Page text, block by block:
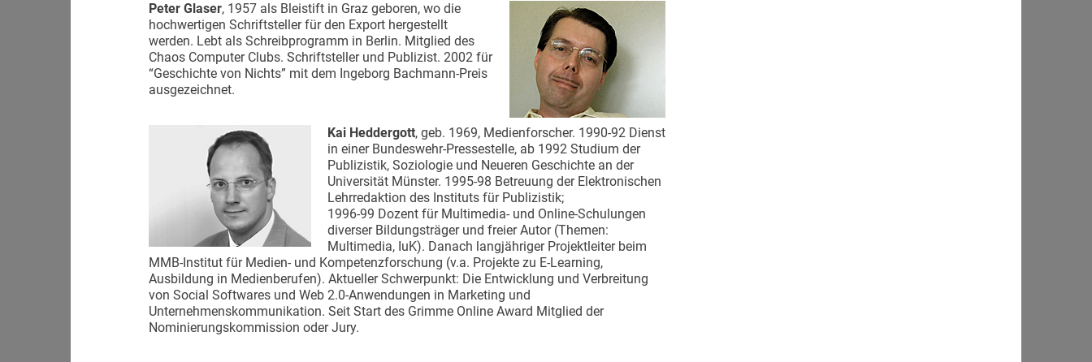
Peter Glaser, 1957 als Bleistift in Graz geboren, wo die
hochwertigen Schriftsteller für den Export hergestellt
werden. Lebt als Schreibprogramm in Berlin. Mitglied des
Chaos Computer Clubs. Schriftsteller und Publizist. 2002 für
“Geschichte von Nichts” mit dem Ingeborg Bachmann-Preis
ausgezeichnet.
Kai Heddergott, geb. 1969, Medienforscher. 1990-92 Dienst
in einer Bundeswehr-Pressestelle, ab 1992 Studium der
Publizistik, Soziologie und Neueren Geschichte an der
Universität Münster. 1995-98 Betreuung der Elektronischen
Lehrredaktion des Instituts für Publizistik;
1996-99 Dozent für Multimedia- und Online-Schulungen
diverser Bildungsträger und freier Autor (Themen:
Multimedia, IuK). Danach langjähriger Projektleiter beim
MMB-Institut für Medien- und Kompetenzforschung (v.a. Projekte zu E-Learning,
Ausbildung in Medienberufen). Aktueller Schwerpunkt: Die Entwicklung und Verbreitung
von Social Softwares und Web 2.0-Anwendungen in Marketing und
Unternehmenskommunikation. Seit Start des Grimme Online Award Mitglied der
Nominierungskommission oder Jury.